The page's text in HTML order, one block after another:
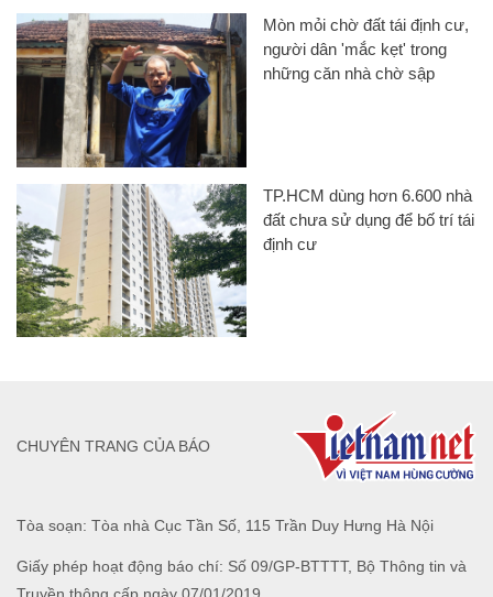
Mòn mỏi chờ đất tái định cư,
người dân 'mắc kẹt' trong
những căn nhà chờ sập
TP.HCM dùng hơn 6.600 nhà
đất chưa sử dụng để bố trí tái
định cư
Tòa soạn: Tòa nhà Cục Tần Số, 115 Trần Duy Hưng Hà Nội
Giấy phép hoạt động báo chí: Số 09/GP-BTTTT, Bộ Thông tin và
CHUYÊN TRANG CỦA BÁO